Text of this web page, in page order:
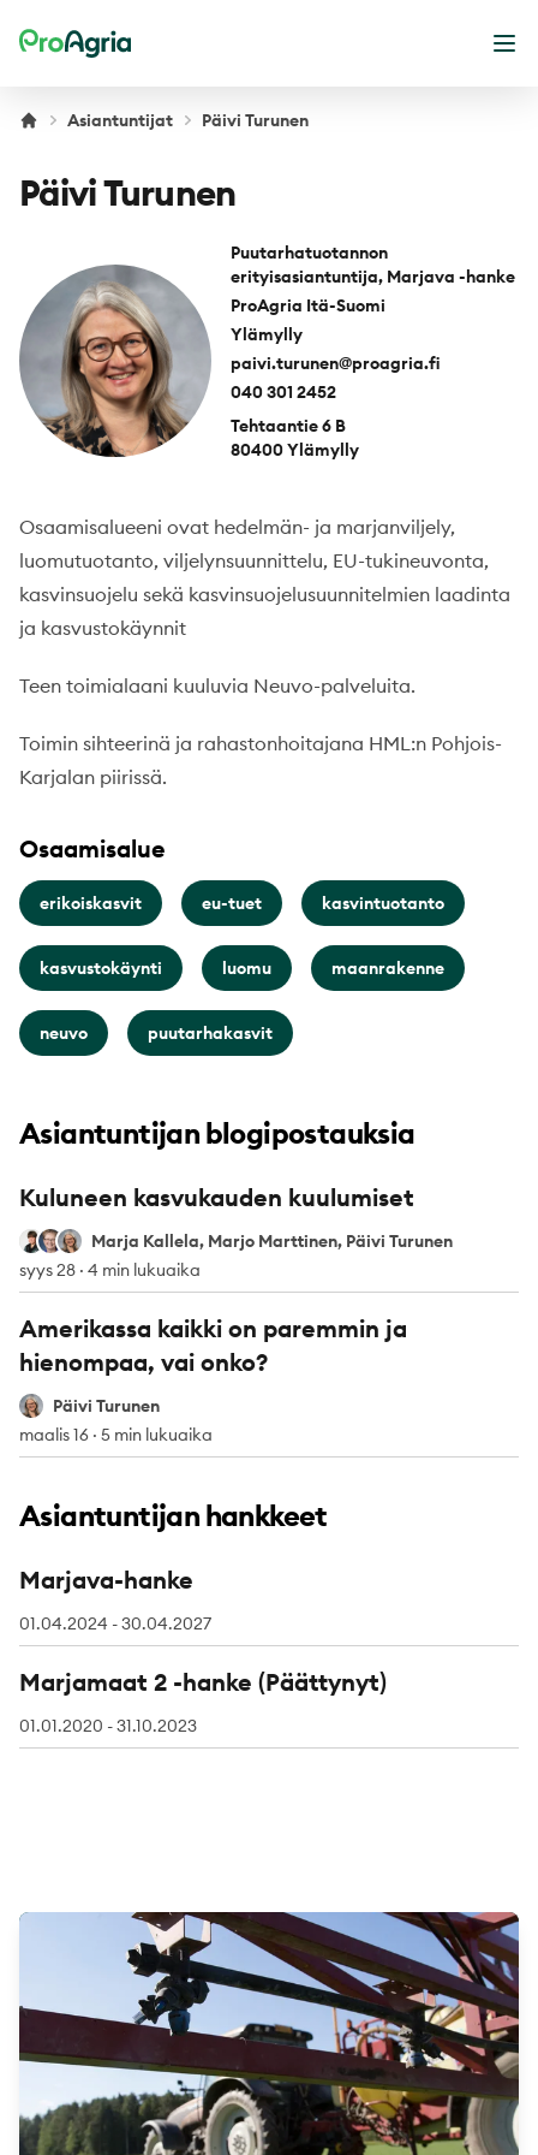
ProAgria
Asiantuntijat Päivi Turunen
Päivi Turunen
Puutarhatuotannon
erityisasiantuntija, Marjava -hanke
ProAgria Itä-Suomi
Ylämylly
paivi.turunen@proagria.fi
040 301 2452
Tehtaantie 6 B
80400 Ylämylly
Osaamisalueeni ovat hedelmän- ja marjanviljely,
luomutuotanto, viljelynsuunnittelu, EU-tukineuvonta,
kasvinsuojelu sekä kasvinsuojelusuunnitelmien laadinta
ja kasvustokäynnit
Teen toimialaani kuuluvia Neuvo-palveluita.
Toimin sihteerinä ja rahastonhoitajana HML:n Pohjois-
Karjalan piirissä.
Osaamisalue
erikoiskasvit eu-tuet kasvintuotanto
kasvustokäynti luomu maanrakenne
neuvo puutarhakasvit
Asiantuntijan blogipostauksia
Kuluneen kasvukauden kuulumiset
Marja Kallela
Marjo Marttinen
Päivi Turunen
Marja Kallela, Marjo Marttinen, Päivi Turunen
syys 28 · 4 min lukuaika
Amerikassa kaikki on paremmin ja
hienompaa, vai onko?
Päivi Turunen
Päivi Turunen
maalis 16 · 5 min lukuaika
Asiantuntijan hankkeet
Marjava-hanke
01.04.2024 - 30.04.2027
Marjamaat 2 -hanke (Päättynyt)
01.01.2020 - 31.10.2023